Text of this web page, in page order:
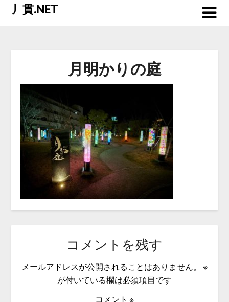
Skip丿貫.NET
月明かりの庭
コメントを残す
メールアドレスが公開されることはありません。
※
が付いている欄は必須項目です
コメント ※